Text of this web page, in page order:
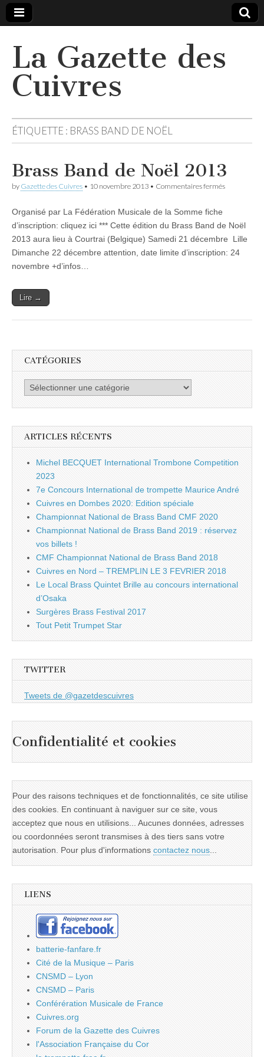
La Gazette des
Cuivres
ÉTIQUETTE : BRASS BAND DE NOËL
Brass Band de Noël 2013
by Gazette des Cuivres • 10 novembre 2013 • Commentaires ferméssur
Noël
Organisé par La Fédération Musicale de la Somme fiche
d’inscription: cliquez ici *** Cette édition du Brass Band de Noël
2013 aura lieu à Courtrai (Belgique) Samedi 21 décembre Lille
Dimanche 22 décembre attention, date limite d’inscription: 24
novembre +d’infos…
Lire →
CATÉGORIES
Catégories
ARTICLES RÉCENTS
Michel BECQUET International Trombone Competition
2023
7e Concours International de trompette Maurice André
Cuivres en Dombes 2020: Edition spéciale
Championnat National de Brass Band CMF 2020
Championnat National de Brass Band 2019 : réservez
vos billets !
CMF Championnat National de Brass Band 2018
Cuivres en Nord – TREMPLIN LE 3 FEVRIER 2018
Le Local Brass Quintet Brille au concours international
d’Osaka
Surgères Brass Festival 2017
Tout Petit Trumpet Star
TWITTER
Tweets de @gazetdescuivres
Confidentialité et cookies
Pour des raisons techniques et de fonctionnalités, ce site utilise
des cookies. En continuant à naviguer sur ce site, vous
acceptez que nous en utilisions... Aucunes données, adresses
ou coordonnées seront transmises à des tiers sans votre
autorisation. Pour plus d'informations contactez nous...
LIENS
batterie-fanfare.fr
Cité de la Musique – Paris
CNSMD – Lyon
CNSMD – Paris
Conférération Musicale de France
Cuivres.org
Forum de la Gazette des Cuivres
l'Association Française du Cor